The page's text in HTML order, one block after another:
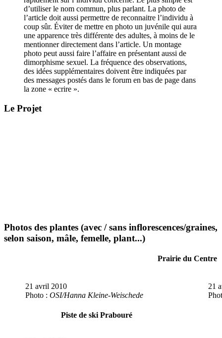
d’utiliser le nom commun, plus parlant. La photo de
l’article doit aussi permettre de reconnaitre l’individu à
coup sûr. Éviter de mettre en photo un juvénile qui aura
une apparence très différente des adultes, à moins de le
mentionner directement dans l’article. Un montage
photo peut aussi faire l’affaire en présentant aussi de
dimorphisme sexuel. La fréquence des observations,
des idées supplémentaires doivent être indiquées par
des messages postés dans le forum en bas de page dans
la zone « ecrire ».
Le Projet
Photos des plantes (avec / sans inflorescences/graines,
selon saison, mâle, femelle, plant...)
Prairie du Centre
21 avril 2010
Photo : OSI/Hanna Kleine-Weischede
21
Piste de ski Prabouré